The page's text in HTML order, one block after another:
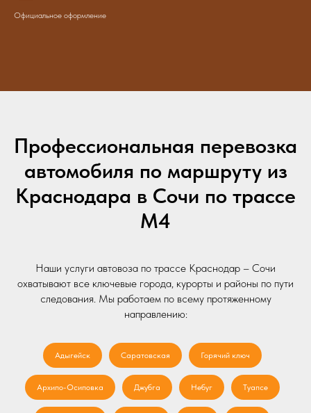
Официальное оформление
Профессиональная перевозка
автомобиля по маршруту из
Краснодара в Сочи по трассе
М4
Наши услуги автовоза по трассе Краснодар – Сочи
охватывают все ключевые города, курорты и районы по пути
следования. Мы работаем по всему протяженному
направлению:
Адыгейск Саратовская Горячий ключ
Архипо-Осиповка Джубга Небуг Туапсе